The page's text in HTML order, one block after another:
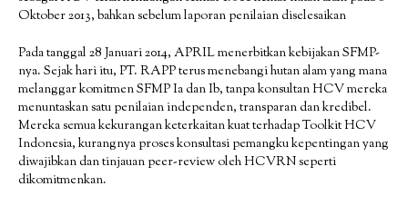
Oktober 2013, bahkan sebelum laporan penilaian diselesaikan
Pada tanggal 28 Januari 2014, APRIL menerbitkan kebijakan SFMP-
nya. Sejak hari itu, PT. RAPP terus menebangi hutan alam yang mana
melanggar komitmen SFMP Ia dan Ib, tanpa konsultan HCV mereka
menuntaskan satu penilaian independen, transparan dan kredibel.
Mereka semua kekurangan keterkaitan kuat terhadap Toolkit HCV
Indonesia, kurangnya proses konsultasi pemangku kepentingan yang
diwajibkan dan tinjauan peer-review oleh HCVRN seperti
dikomitmenkan.